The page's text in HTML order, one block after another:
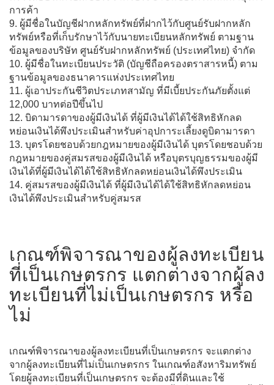
การค้า
9. ผู้มีชื่อในบัญชีฝากหลักทรัพย์ที่ฝากไว้กับศูนย์รับฝากหลัก
ทรัพย์หรือที่เก็บรักษาไว้กับนายทะเบียนหลักทรัพย์ ตามฐาน
ข้อมูลของบริษัท ศูนย์รับฝากหลักทรัพย์ (ประเทศไทย) จำกัด
10. ผู้มีชื่อในทะเบียนประวัติ (บัญชีถือครองตราสารหนี้) ตาม
ฐานข้อมูลของธนาคารแห่งประเทศไทย
11. ผู้เอาประกันชีวิตประเภทสามัญ ที่มีเบี้ยประกันภัยตั้งแต่
12,000 บาทต่อปีขึ้นไป
12. บิดามารดาของผู้มีเงินได้ ที่ผู้มีเงินได้ได้ใช้สิทธิหักลด
หย่อนเงินได้พึงประเมินสำหรับค่าอุปการะเลี้ยงดูบิดามารดา
13. บุตรโดยชอบด้วยกฎหมายของผู้มีเงินได้ บุตรโดยชอบด้วย
กฎหมายของคู่สมรสของผู้มีเงินได้ หรือบุตรบุญธรรมของผู้มี
เงินได้ที่ผู้มีเงินได้ได้ใช้สิทธิหักลดหย่อนเงินได้พึงประเมิน
14. คู่สมรสของผู้มีเงินได้ ที่ผู้มีเงินได้ได้ใช้สิทธิหักลดหย่อน
เงินได้พึงประเมินสำหรับคู่สมรส
เกณฑ์พิจารณาของผู้ลงทะเบียน
ที่เป็นเกษตรกร แตกต่างจากผู้ลง
ทะเบียนที่ไม่เป็นเกษตรกร หรือ
ไม่
เกณฑ์พิจารณาของผู้ลงทะเบียนที่เป็นเกษตรกร จะแตกต่าง
จากผู้ลงทะเบียนที่ไม่เป็นเกษตรกร ในเกณฑ์อสังหาริมทรัพย์
โดยผู้ลงทะเบียนที่เป็นเกษตรกร จะต้องมีที่ดินและใช้